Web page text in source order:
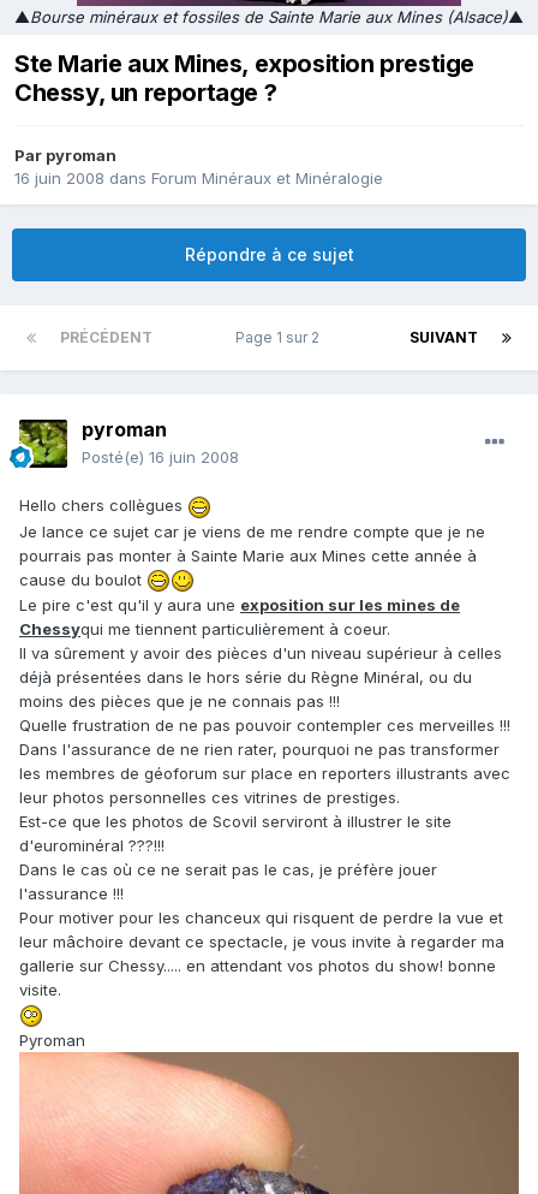
▲Bourse minéraux et fossiles de Sainte Marie aux Mines (Alsace)▲
Ste Marie aux Mines, exposition prestige
Chessy, un reportage ?
Par pyroman
16 juin 2008 dans Forum Minéraux et Minéralogie
Répondre à ce sujet
PRÉCÉDENT SUIVANT
Page 1 sur 2
pyroman
Posté(e) 16 juin 2008
Hello chers collègues
Je lance ce sujet car je viens de me rendre compte que je ne
pourrais pas monter à Sainte Marie aux Mines cette année à
cause du boulot
Le pire c'est qu'il y aura une exposition sur les mines de
Chessyqui me tiennent particulièrement à coeur.
Il va sûrement y avoir des pièces d'un niveau supérieur à celles
déjà présentées dans le hors série du Règne Minéral, ou du
moins des pièces que je ne connais pas !!!
Quelle frustration de ne pas pouvoir contempler ces merveilles !!!
Dans l'assurance de ne rien rater, pourquoi ne pas transformer
les membres de géoforum sur place en reporters illustrants avec
leur photos personnelles ces vitrines de prestiges.
Est-ce que les photos de Scovil serviront à illustrer le site
d'eurominéral ???!!!
Dans le cas où ce ne serait pas le cas, je préfère jouer
l'assurance !!!
Pour motiver pour les chanceux qui risquent de perdre la vue et
leur mâchoire devant ce spectacle, je vous invite à regarder ma
gallerie sur Chessy..... en attendant vos photos du show! bonne
visite.
Pyroman